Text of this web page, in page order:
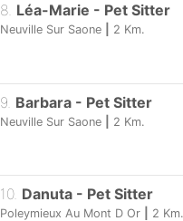
8. Léa-Marie - Pet Sitter
Neuville Sur Saone 2 Km.
9 Barbara - Pet Sitter
Neuville Sur Saone 2 Km.
10. Danuta - Pet Sitter
Poleymieux Au Mont D Or 2 Km.